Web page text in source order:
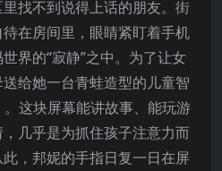
找不到说得上话的朋友。街
在房间里，眼睛紧盯着手机
界的“寂静”之中。为了让女
给她一台青蛙造型的儿童智
。这块屏幕能讲故事、能玩游
几乎是为抓住孩子注意力而
此，邦妮的手指日复一日在屏